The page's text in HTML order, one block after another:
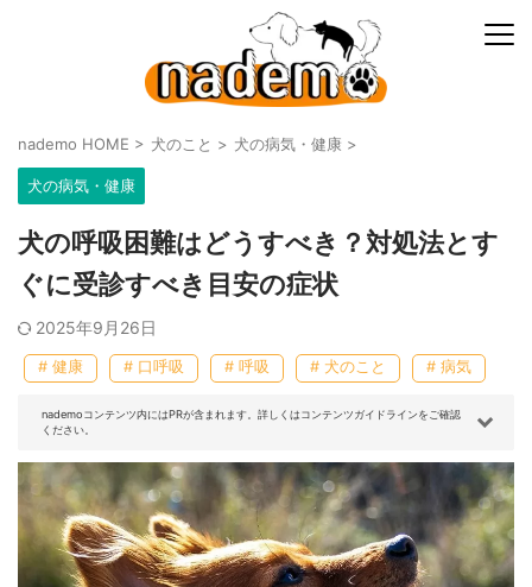
nademo HOME > 犬のこと > 犬の病気・健康 >
犬の病気・健康
犬の呼吸困難はどうすべき？対処法とす
ぐに受診すべき目安の症状
2025年9月26日
# 健康 # 口呼吸 # 呼吸 # 犬のこと # 病気
nademoコンテンツ内にはPRが含まれます。詳しくはコンテンツガイドラインをご確認
ください。